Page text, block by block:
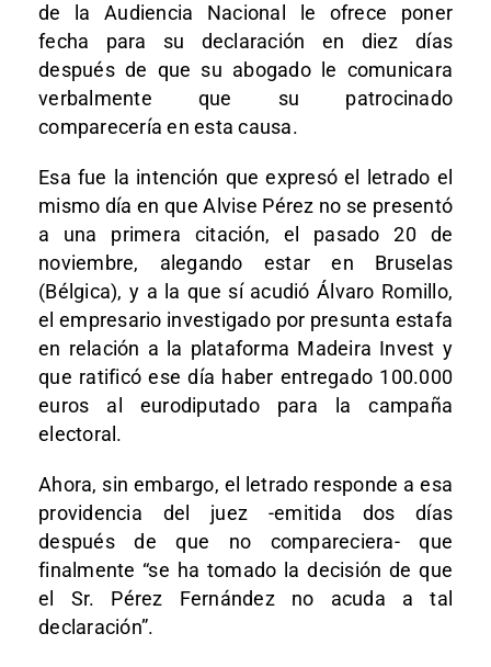
de la Audiencia Nacional le ofrece poner
fecha para su declaración en diez días
después de que su abogado le comunicara
verbalmente que su patrocinado
comparecería en esta causa.
Esa fue la intención que expresó el letrado el
mismo día en que Alvise Pérez no se presentó
a una primera citación, el pasado 20 de
noviembre, alegando estar en Bruselas
(Bélgica), y a la que sí acudió Álvaro Romillo,
el empresario investigado por presunta estafa
en relación a la plataforma Madeira Invest y
que ratificó ese día haber entregado 100.000
euros al eurodiputado para la campaña
electoral.
Ahora, sin embargo, el letrado responde a esa
providencia del juez -emitida dos días
después de que no compareciera- que
finalmente “se ha tomado la decisión de que
el Sr. Pérez Fernández no acuda a tal
declaración”.